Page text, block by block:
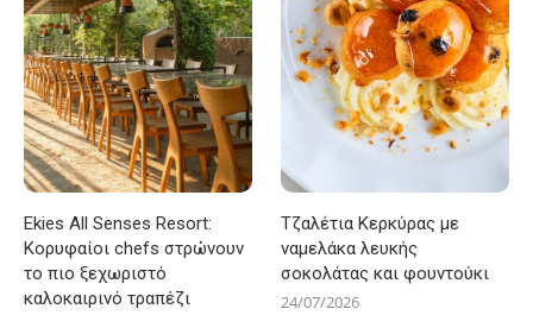
Ekies All Senses Resort:
Κορυφαίοι chefs στρώνουν
το πιο ξεχωριστό
καλοκαιρινό τραπέζι
Τζαλέτια Κερκύρας με
ναμελάκα λευκής
σοκολάτας και φουντούκι
24/07/2026